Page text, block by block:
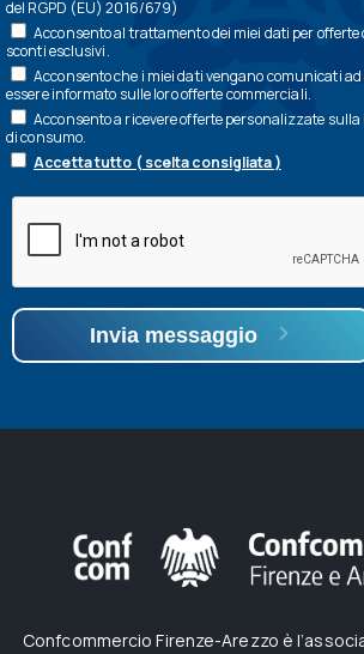
del RGPD (EU) 2016/679)
Acconsento al trattamento dei miei dati per
sconti esclusivi.
Acconsento che i miei dati vengano comunicati
essere informato sulle loro offerte commerciali.
Acconsento a ricevere offerte personalizzate
di consumo.
Accetta tutto ( scelta consigliata )
Invia messaggio
Confcommercio Firenze-Arezzo è